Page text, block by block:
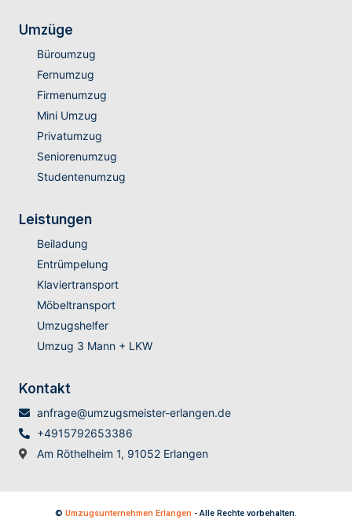
Umzüge
Büroumzug
Fernumzug
Firmenumzug
Mini Umzug
Privatumzug
Seniorenumzug
Studentenumzug
Leistungen
Beiladung
Entrümpelung
Klaviertransport
Möbeltransport
Umzugshelfer
Umzug 3 Mann + LKW
Kontakt
anfrage@umzugsmeister-erlangen.de
+4915792653386
Am Röthelheim 1, 91052 Erlangen
© Umzugsunternehmen Erlangen - Alle Rechte vorbehalten.